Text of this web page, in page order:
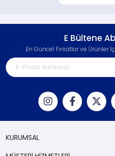
E Bültene
En Güncel Fırsatlar ve Ürünler
KURUMSAL